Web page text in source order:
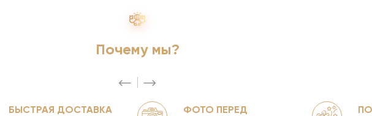
Почему мы?
БЫСТРАЯ ДОСТАВКА
ФОТО ПЕРЕД